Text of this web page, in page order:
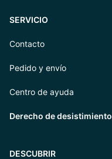
SERVICIO
Contacto
Pedido y envío
Centro de ayuda
Derecho de desistimiento
DESCUBRIR